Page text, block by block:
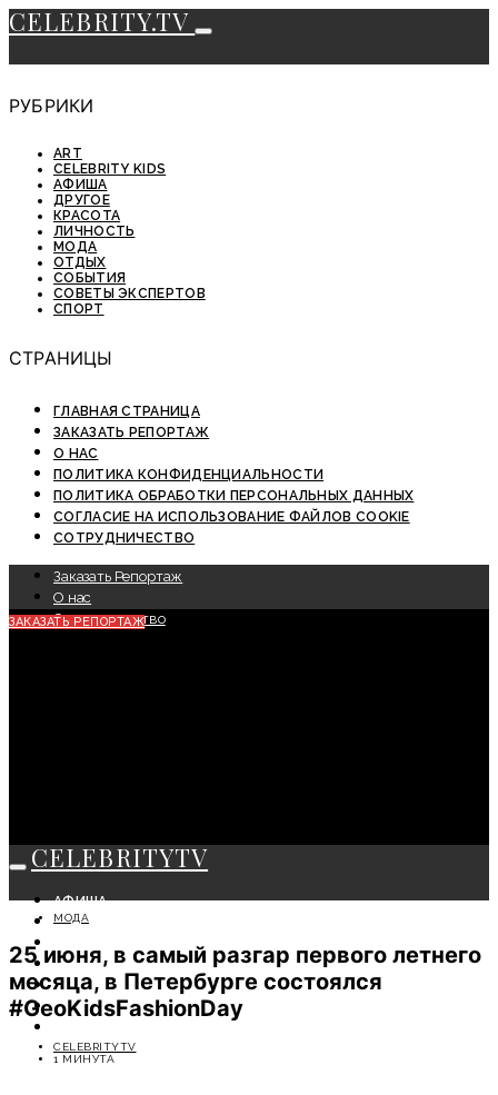
CELEBRITY.TV
РУБРИКИ
ART
CELEBRITY KIDS
АФИША
ДРУГОЕ
КРАСОТА
ЛИЧНОСТЬ
МОДА
ОТДЫХ
СОБЫТИЯ
СОВЕТЫ ЭКСПЕРТОВ
СПОРТ
СТРАНИЦЫ
ГЛАВНАЯ СТРАНИЦА
ЗАКАЗАТЬ РЕПОРТАЖ
О НАС
ПОЛИТИКА КОНФИДЕНЦИАЛЬНОСТИ
ПОЛИТИКА ОБРАБОТКИ ПЕРСОНАЛЬНЫХ ДАННЫХ
СОГЛАСИЕ НА ИСПОЛЬЗОВАНИЕ ФАЙЛОВ COOKIE
СОТРУДНИЧЕСТВО
Заказать Репортаж
О нас
Сотрудничество
ЗАКАЗАТЬ РЕПОРТАЖ
CELEBRITYTV
АФИША
СОБЫТИЯ
МОДА
ЛИЧНОСТЬ
ОТДЫХ
МОДА
25 июня, в самый разгар первого летнего
месяца, в Петербурге состоялся
#GeoKidsFashionDay
CELEBRITYTV
1 МИНУТА